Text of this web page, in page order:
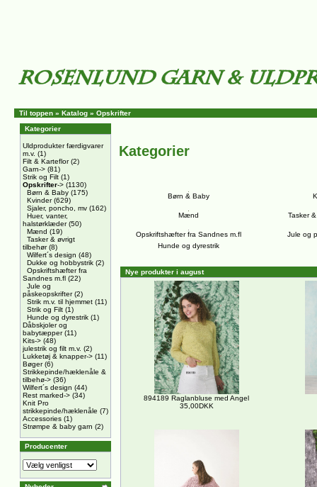
Til toppen » Katalog » Opskrifter
Kategorier
Uldprodukter færdigvarer
m.v. (1)
Filt & Karteflor(2)
Garn-> (81)
Strik og Filt (1)
Opskrifter-> (1130)
Børn & Baby (175)
Kvinder(629)
Sjaler, poncho, mv (162)
Huer, vanter,
halstørklæder(50)
Mænd (19)
Tasker & øvrigt
tilbehør(8)
Wilfert´s design (48)
Dukke og hobbystrik (2)
Opskriftshæfter fra
Sandnes m.fl (22)
Jule og
påskeopskrifter(2)
Strik m.v. til hjemmet (11)
Strik og Filt (1)
Hunde og dyrestrik (1)
Dåbskjoler og
babytæpper(11)
Kits-> (48)
julestrik og filt m.v. (2)
Lukketøj & knapper-> (11)
Bøger(6)
Strikkepinde/hæklenåle &
tilbehø-> (36)
Wilfert´s design (44)
Rest marked-> (34)
Knit Pro
strikkepinde/hæklenåle (7)
Accessories (1)
Strømpe & baby garn (2)
Producenter
Kategorier
Børn & Baby
Mænd Tasker
Opskriftshæfter fra Sandnes m.fl
Jule og
Hunde og dyrestrik
Nye produkter i august
894189 Raglanbluse med Angel
35,00DKK